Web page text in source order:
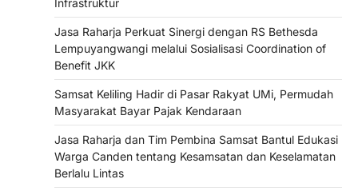
Jasa Raharja Perkuat Sinergi dengan RS Bethesda
Lempuyangwangi melalui Sosialisasi Coordination of
Benefit JKK
Samsat Keliling Hadir di Pasar Rakyat UMi, Permudah
Masyarakat Bayar Pajak Kendaraan
Jasa Raharja dan Tim Pembina Samsat Bantul Edukasi
Warga Canden tentang Kesamsatan dan Keselamatan
Berlalu Lintas